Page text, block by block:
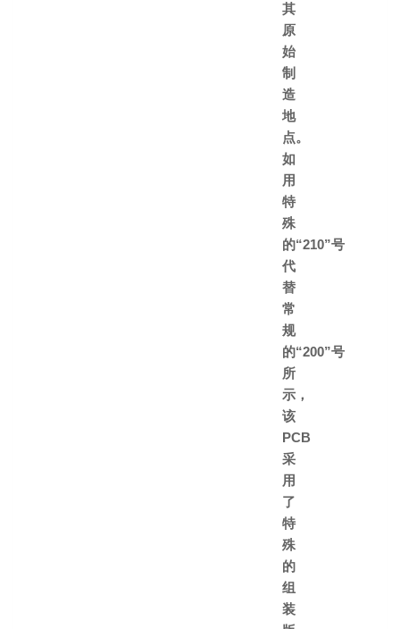
其
原
始
制
造
地
点。
如
用
特
殊
的“210”号
代
替
常
规
的“200”号
所
示，
该
PCB
采
用
了
特
殊
的
组
装